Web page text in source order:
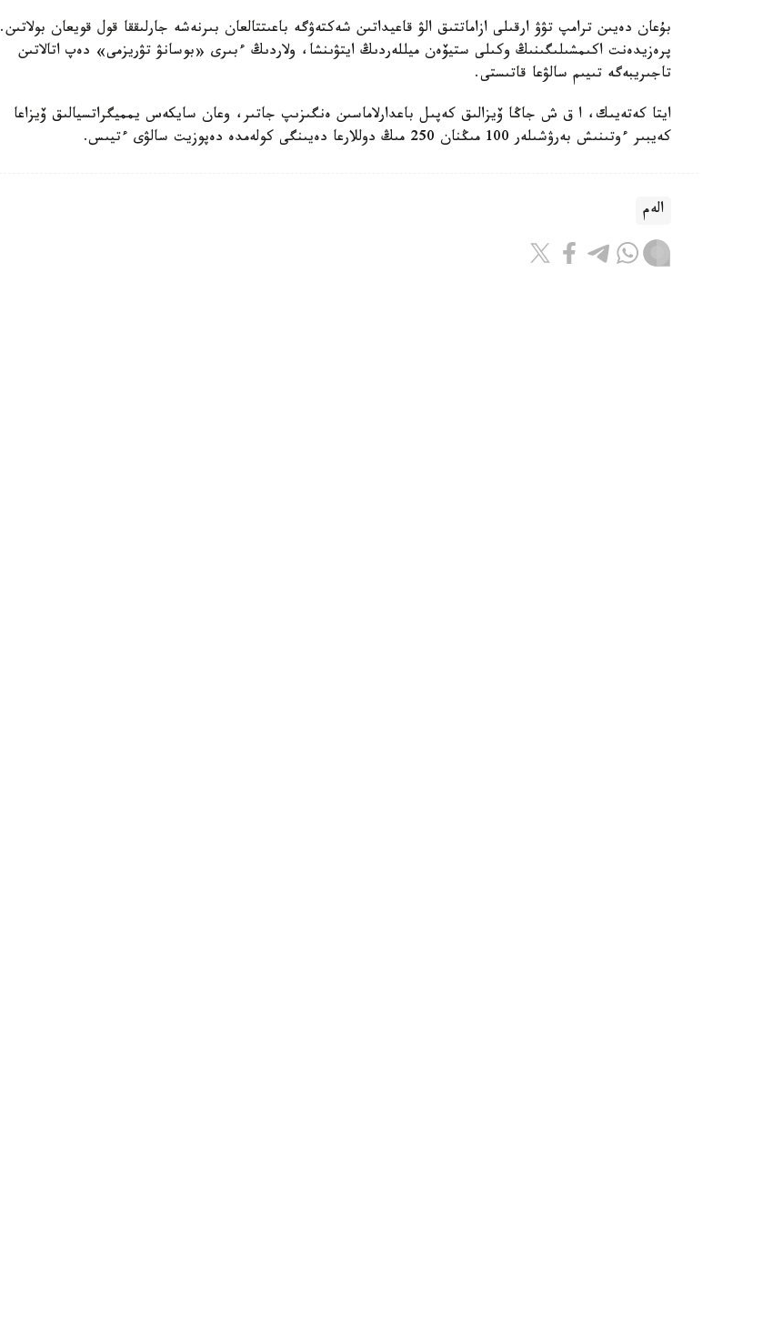
بۇعان دەيىن ترامپ تۋۋ ارقىلى ازاماتتىق الۋ قاعيداتىن شەكتەۋگە باعىتتالعان بىرنەشە جارلىققا قول قويعان بولاتىن.
پرەزيدەنت اكىمشىلىگىنىڭ وكىلى ستيۆەن ميللەردىڭ ايتۋىنشا، ولاردىڭ ءبىرى «بوسانۋ تۋريزمى» دەپ اتالاتىن
تاجىريبەگە تىيىم سالۋعا قاتىستى.
ايتا كەتەيىك، ا ق ش جاڭا ۆيزالىق كەپىل باعدارلاماسىن ەنگىزىپ جاتىر، وعان سايكەس يمميگراتسيالىق ۆيزاعا
كەيبىر ءوتىنىش بەرۋشىلەر 100 مىڭنان 250 مىڭ دوللارعا دەيىنگى كولەمدە دەپوزيت سالۋى ءتيىس.
الەم